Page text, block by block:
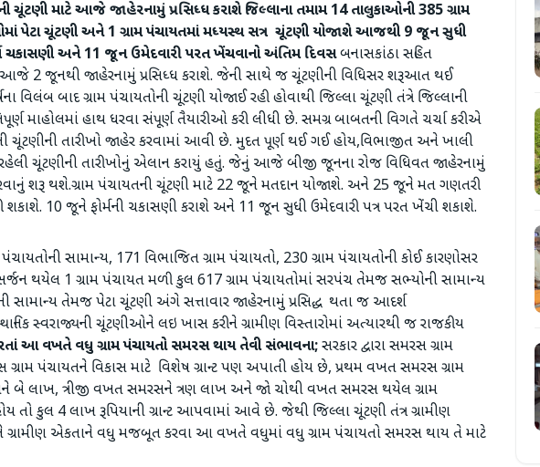
ચૂંટણી માટે આજે જાહેરનામું પ્રસિધ્ધ કરાશે જિલ્લાના તમામ 14 તાલુકાઓની 385 ગ્રામ
પેટા ચૂંટણી અને 1 ગ્રામ પંચાયતમાં મધ્યસ્થ સત્ર ચૂંટણી યોજાશેઆજથી 9 જૂન સુધી
ચકાસણી અને 11 જૂન ઉમેદવારી પરત ખેંચવાનો અંતિમ દિવસબનાસકાંઠા સહિત
આજે 2 જૂનથી જાહેરનામું પ્રસિધ્ધ કરાશે. જેની સાથે જ ચૂંટણીની વિધિસર શરૂઆત થઈ
વિલંબ બાદ ગ્રામ પંચાયતોની ચૂંટણી યોજાઈ રહી હોવાથી જિલ્લા ચૂંટણી તંત્રે જિલ્લાની
માહોલમાં હાથ ધરવા સંપૂર્ણ તૈયારીઓ કરી લીધી છે. સમગ્ર બાબતની વિગતે ચર્ચા કરીએ
ચૂંટણીની તારીખો જાહેર કરવામાં આવી છે. મુદત પૂર્ણ થઈ ગઈ હોય,વિભાજીત અને ખાલી
ચૂંટણીની તારીખોનું એલાન કરાયું હતું. જેનું આજે બીજી જૂનના રોજ વિધિવત જાહેરનામું
શરૂ થશે.ગ્રામ પંચાયતની ચૂંટણી માટે 22 જૂને મતદાન યોજાશે. અને 25 જૂને મત ગણતરી
શકાશે. 10 જૂને ફોર્મની ચકાસણી કરાશે અને 11 જૂન સુધી ઉમેદવારી પત્ર પરત ખેંચી શકાશે.
સામાન્ય, 171 વિભાજિત ગ્રામ પંચાયતો, 230 ગ્રામ પંચાયતોની કોઈ કારણોસર
થયેલ 1 ગ્રામ પંચાયત મળી કુલ 617 ગ્રામ પંચાયતોમાં સરપંચ તેમજ સભ્યોની સામાન્ય
સામાન્ય તેમજ પેટા ચૂંટણી અંગે સત્તાવાર જાહેરનામું પ્રસિદ્ધ થતા જ આદર્શ
સ્વરાજ્યની ચૂંટણીઓને લઇ ખાસ કરીને ગ્રામીણ વિસ્તારોમાં અત્યારથી જ રાજકીય
આ વખતે વધુ ગ્રામ પંચાયતો સમરસ થાય તેવી સંભાવના;સરકાર દ્વારા સમરસ ગ્રામ
પંચાયતને વિકાસ માટે વિશેષ ગ્રાન્ટ પણ અપાતી હોય છે, પ્રથમ વખત સમરસ ગ્રામ
લાખ, ત્રીજી વખત સમરસને ત્રણ લાખ અને જો ચોથી વખત સમરસ થયેલ ગ્રામ
તો કુલ 4 લાખ રૂપિયાની ગ્રાન્ટ આપવામાં આવે છે. જેથી જિલ્લા ચૂંટણી તંત્ર ગ્રામીણ
ગ્રામીણ એકતાને વધુ મજબૂત કરવા આ વખતે વધુમાં વધુ ગ્રામ પંચાયતો સમરસ થાય તે માટે